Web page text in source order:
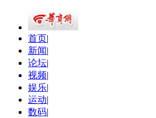
首页|
新闻|
论坛|
视频|
娱乐|
运动|
数码|